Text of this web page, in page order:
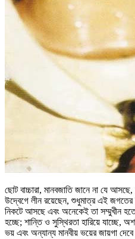
ছোট বাচ্চারা, মানবজাতি জানে না যে
উদ্বেগে লীন রয়েছেন, শুধুমাত্র এই জগতের
নিকটে আসছে এবং অনেকেই তা সম্মুখীন
হচ্ছে; শান্তি ও সুস্থিরতা হারিয়ে যাচ্ছে,
ভয় এবং অন্যান্য মানবীয় ভয়ের জায়গা